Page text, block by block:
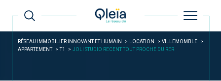
RÉSEAU IMMOBILIER INNOVANT ET HUMAIN LOCATION
VILLEMOMBLE
APPARTEMENT
T1 JOLI STUDIO RECENT TOUT PROCHE DU RER